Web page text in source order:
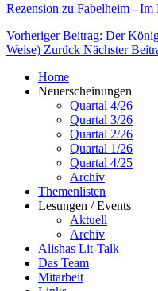
Rezension zu Fabelheim -
Vorheriger Beitrag: Der
Weise) Zurück Nächster
Home
Neuerscheinungen
Quartal 4/26
Quartal 3/26
Quartal 2/26
Quartal 1/26
Quartal 4/25
Archiv
Themenlisten
Lesungen / Events
Aktuell
Archiv
Alishas Lit-Talk
Das Team
Mitarbeit